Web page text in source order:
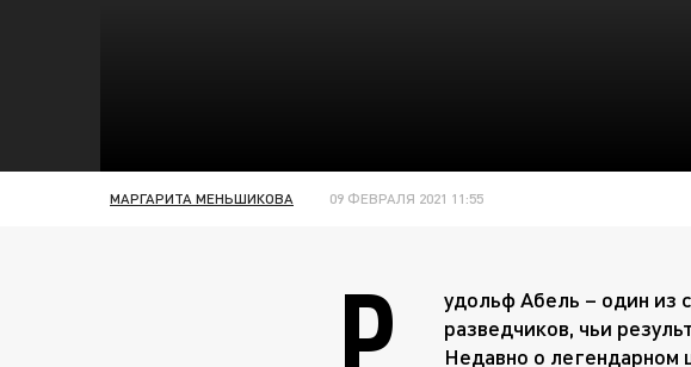
МАРГАРИТА МЕНЬШИКОВА 09 ФЕВРАЛЯ 2021 11:55
удольф Абель – один из
разведчиков, чьи
Недавно о легендарном